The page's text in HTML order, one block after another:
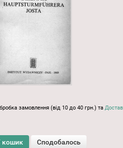
замовлення (від 10 до 40 грн.) та